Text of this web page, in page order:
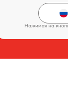
Нажимая на